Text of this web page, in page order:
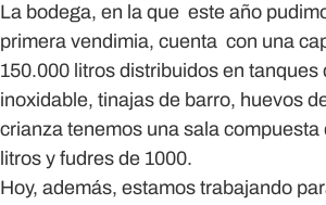
La bodega, en la que este año
primera vendimia, cuenta con una
150.000 litros distribuidos en tanques
inoxidable, tinajas de barro, huevos
crianza tenemos una sala compuesta
litros y fudres de 1000.
Hoy, además, estamos trabajando